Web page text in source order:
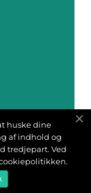
huske dine
af indhold og
tredjepart. Ved